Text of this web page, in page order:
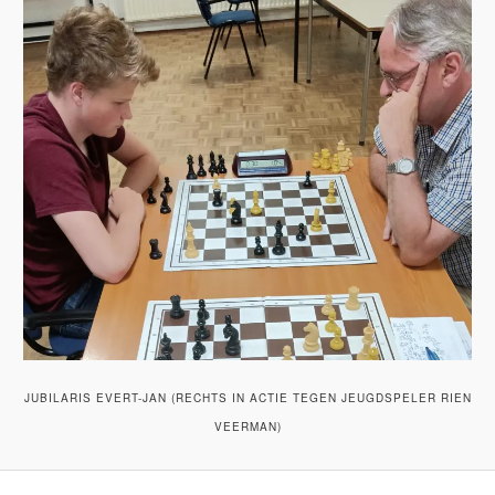
JUBILARIS EVERT-JAN (RECHTS IN ACTIE TEGEN JEUGDSPELER RIEN
VEERMAN)